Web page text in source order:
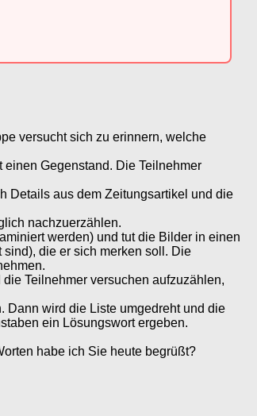
versucht sich zu erinnern, welche
Gegenstand. Die Teilnehmer
Details aus dem Zeitungsartikel und die
nachzuerzählen.
werden) und tut die Bilder in einen
die er sich merken soll. Die
Teilnehmer versuchen aufzuzählen,
Dann wird die Liste umgedreht und die
ein Lösungswort ergeben.
habe ich Sie heute begrüßt?